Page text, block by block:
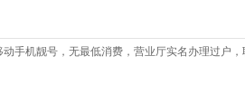
手机靓号，无最低消费，营业厅实名办理过户